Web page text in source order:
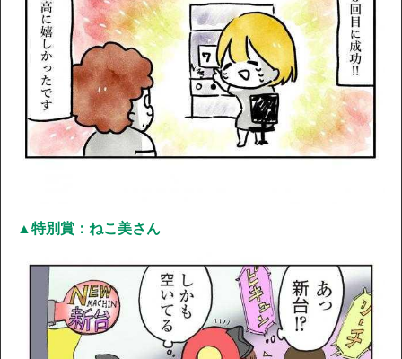
▲特別賞：ねこ美さん